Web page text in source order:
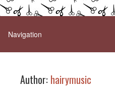
Author: hairymusic